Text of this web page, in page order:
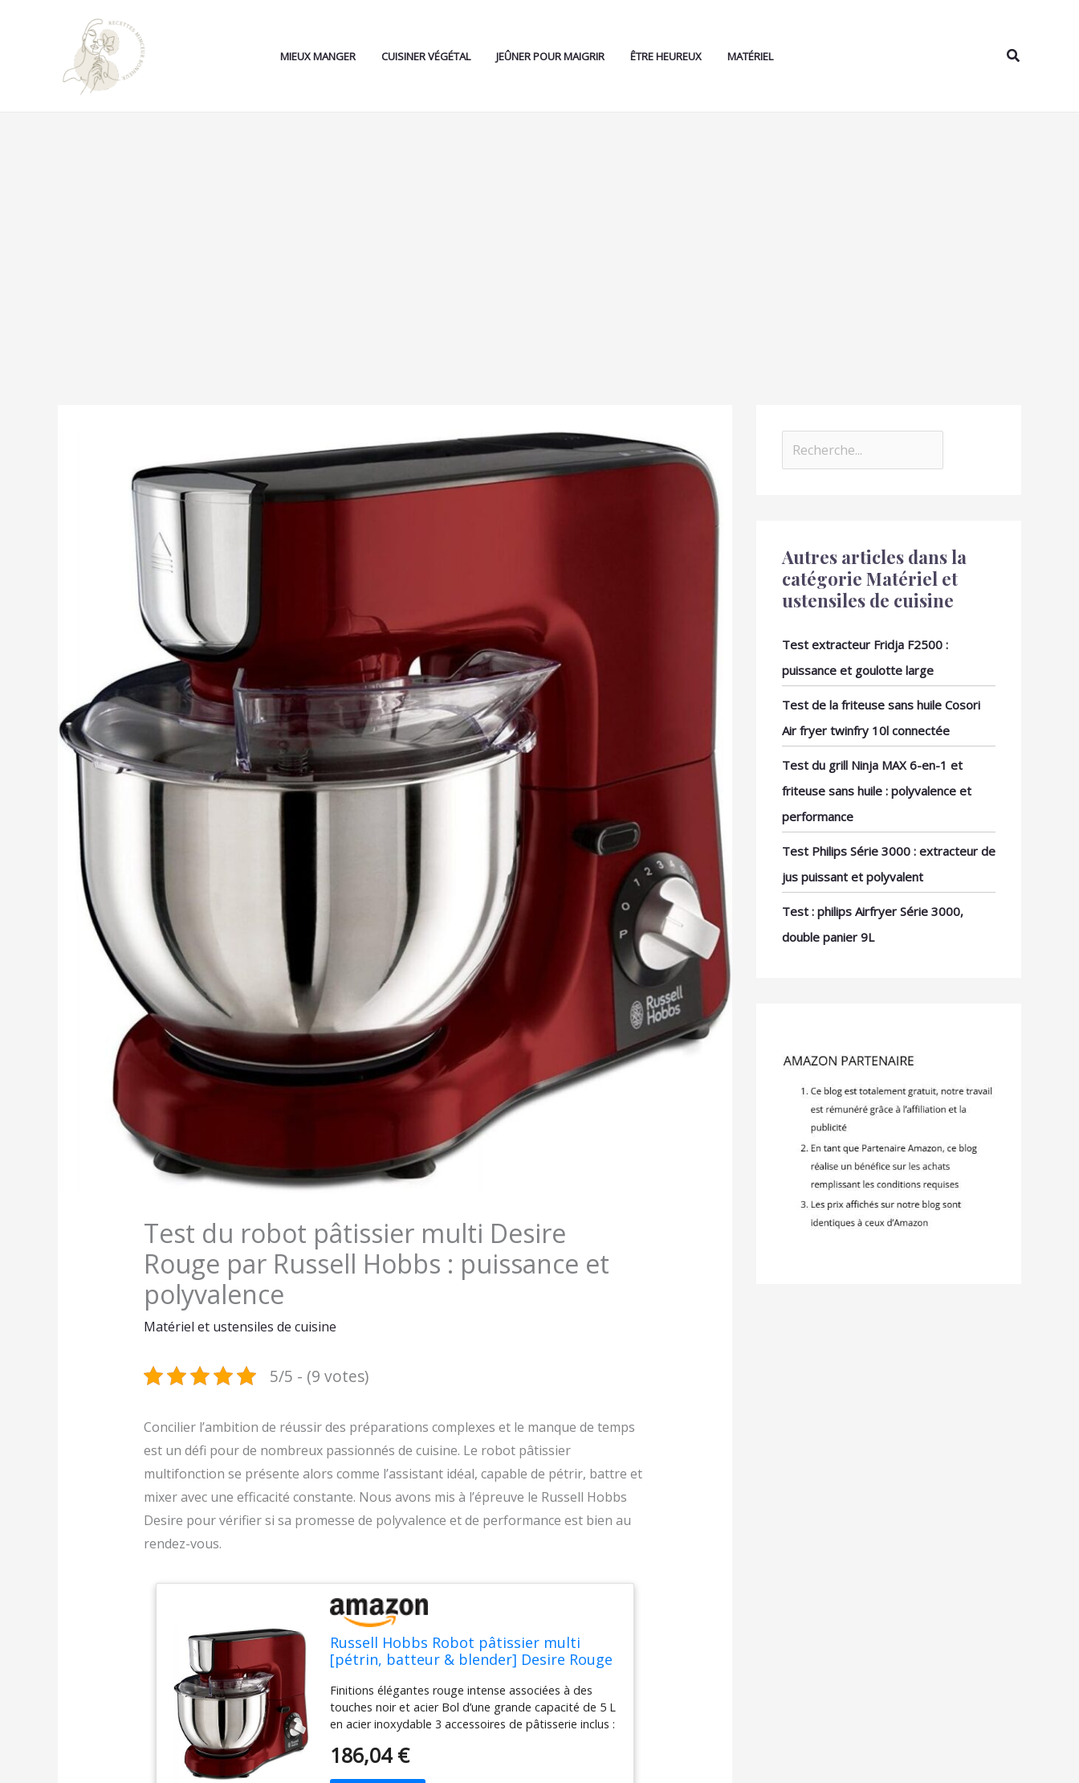
MIEUX MANGER CUISINER VÉGÉTAL JEÛNER POUR MAIGRIR ÊTRE HEUREUX MATÉRIEL
Test du robot pâtissier multi Desire
Rouge par Russell Hobbs : puissance et
polyvalence
Matériel et ustensiles de cuisine
5/5 - (9 votes)
Concilier l’ambition de réussir des préparations complexes et le manque de temps
est un défi pour de nombreux passionnés de cuisine. Le robot pâtissier
multifonction se présente alors comme l’assistant idéal, capable de pétrir, battre et
mixer avec une efficacité constante. Nous avons mis à l’épreuve le Russell Hobbs
Desire pour vérifier si sa promesse de polyvalence et de performance est bien au
rendez-vous.
Russell Hobbs Robot pâtissier multi
[pétrin, batteur & blender] Desire Rouge
pétrin, fouet en inox, bol blender 1,5L, 10
vitesses, anti-projection) 23480-56
Finitions élégantes rouge intense associées à des
touches noir et acier Bol d’une grande capacité de 5 L
en acier inoxydable 3 accessoires de pâtisserie inclus :
les préparations légères Bol Blender en verre 1,5 L 10
186,04 €
Autres articles dans la
catégorie Matériel et
ustensiles de cuisine
Test extracteur Fridja F2500 :
puissance et goulotte large
Test de la friteuse sans huile Cosori
Air fryer twinfry 10l connectée
Test du grill Ninja MAX 6-en-1 et
friteuse sans huile : polyvalence et
performance
Test Philips Série 3000 : extracteur de
jus puissant et polyvalent
Test : philips Airfryer Série 3000,
double panier 9L